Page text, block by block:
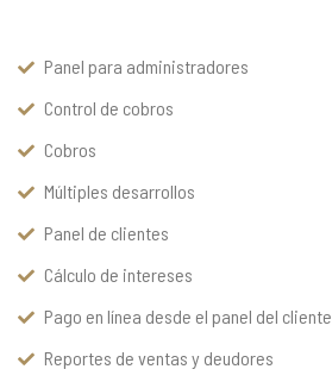
Panel para administradores
Control de cobros
Cobros
Múltiples desarrollos
Panel de clientes
Cálculo de intereses
Pago en línea desde el panel del cliente
Reportes de ventas y deudores